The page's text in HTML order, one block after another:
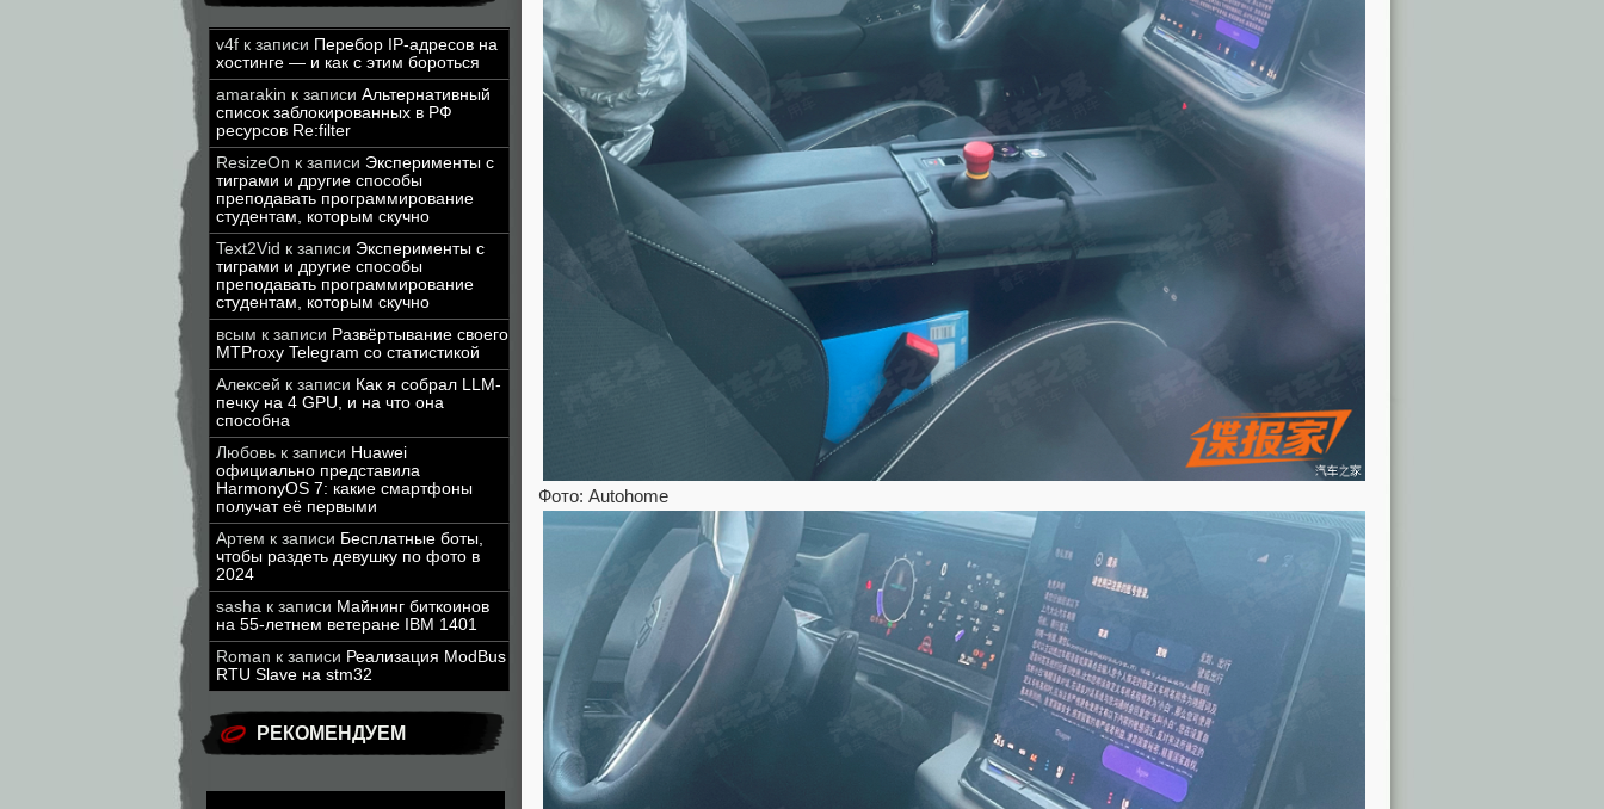
v4f к записи Перебор IP-адресов на
хостинге — и как с этим бороться
amarakin к записи Альтернативный
список заблокированных в РФ
ресурсов Re:filter
ResizeOn к записи Эксперименты с
тиграми и другие способы
преподавать программирование
студентам, которым скучно
Text2Vid к записи Эксперименты с
тиграми и другие способы
преподавать программирование
студентам, которым скучно
всым к записи Развёртывание своего
MTProxy Telegram со статистикой
Алексей к записи Как я собрал LLM-
печку на 4 GPU, и на что она
способна
Любовь к записи Huawei
официально представила
HarmonyOS 7: какие смартфоны
получат её первыми
Артем к записи Бесплатные боты,
чтобы раздеть девушку по фото в
2024
sasha к записи Майнинг биткоинов
на 55-летнем ветеране IBM 1401
Roman к записи Реализация ModBus
RTU Slave на stm32
РЕКОМЕНДУЕМ
Фото: Autohome